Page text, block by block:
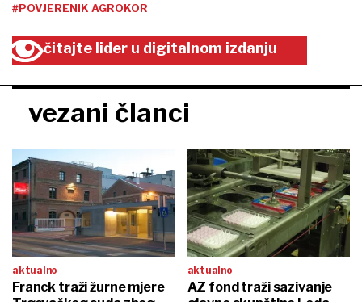
#POVJERENIK AGROKOR
čitajte lider u digitalnom izdanju
vezani članci
aktualno
Franck traži žurne mjere
aktualno
AZ fond traži sazivanje